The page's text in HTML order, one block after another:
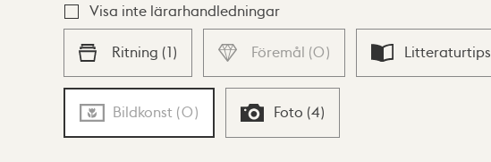
Visa inte lärarhandledningar
Ritning (1) Föremål (0) Litteraturtips
Bildkonst (0) Foto (4)